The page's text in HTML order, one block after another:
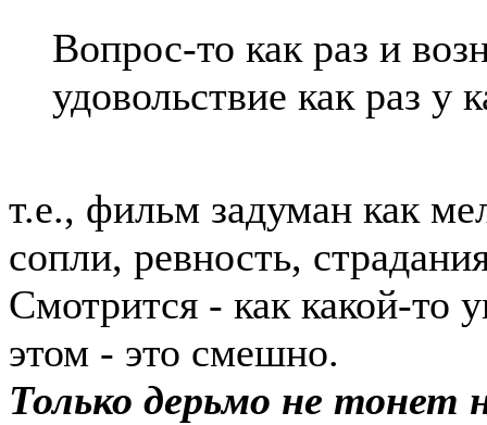
Вопрос-то как раз и
удовольствие как раз у
т.е., фильм задуман как
сопли, ревность,
Смотрится - как какой-
этом - это смешно.
Только дерьмо не тонет